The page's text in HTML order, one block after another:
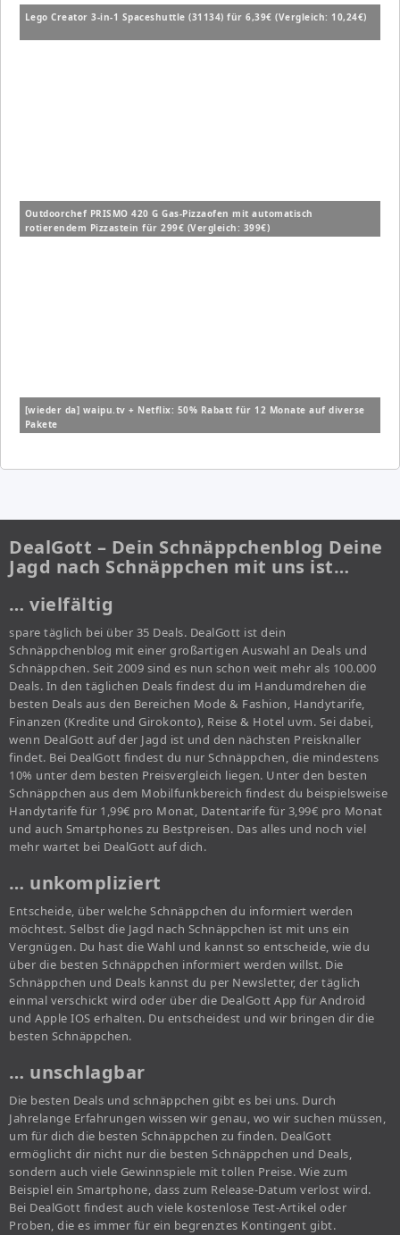
Lego Creator 3-in-1 Spaceshuttle (31134) für 6,39€ (Vergleich: 10,24€)
Outdoorchef PRISMO 420 G Gas-Pizzaofen mit automatisch
rotierendem Pizzastein für 299€ (Vergleich: 399€)
[wieder da] waipu.tv + Netflix: 50% Rabatt für 12 Monate auf diverse
Pakete
DealGott – Dein Schnäppchenblog Deine
Jagd nach Schnäppchen mit uns ist…
… vielfältig
spare täglich bei über 35 Deals. DealGott ist dein
Schnäppchenblog mit einer großartigen Auswahl an Deals und
Schnäppchen. Seit 2009 sind es nun schon weit mehr als 100.000
Deals. In den täglichen Deals findest du im Handumdrehen die
besten Deals aus den Bereichen Mode & Fashion, Handytarife,
Finanzen (Kredite und Girokonto), Reise & Hotel uvm. Sei dabei,
wenn DealGott auf der Jagd ist und den nächsten Preisknaller
findet. Bei DealGott findest du nur Schnäppchen, die mindestens
10% unter dem besten Preisvergleich liegen. Unter den besten
Schnäppchen aus dem Mobilfunkbereich findest du beispielsweise
Handytarife für 1,99€ pro Monat, Datentarife für 3,99€ pro Monat
und auch Smartphones zu Bestpreisen. Das alles und noch viel
mehr wartet bei DealGott auf dich.
… unkompliziert
Entscheide, über welche Schnäppchen du informiert werden
möchtest. Selbst die Jagd nach Schnäppchen ist mit uns ein
Vergnügen. Du hast die Wahl und kannst so entscheide, wie du
über die besten Schnäppchen informiert werden willst. Die
Schnäppchen und Deals kannst du per Newsletter, der täglich
einmal verschickt wird oder über die DealGott App für Android
und Apple IOS erhalten. Du entscheidest und wir bringen dir die
besten Schnäppchen.
… unschlagbar
Die besten Deals und schnäppchen gibt es bei uns. Durch
Jahrelange Erfahrungen wissen wir genau, wo wir suchen müssen,
um für dich die besten Schnäppchen zu finden. DealGott
ermöglicht dir nicht nur die besten Schnäppchen und Deals,
sondern auch viele Gewinnspiele mit tollen Preise. Wie zum
Beispiel ein Smartphone, dass zum Release-Datum verlost wird.
Bei DealGott findest auch viele kostenlose Test-Artikel oder
Proben, die es immer für ein begrenztes Kontingent gibt.